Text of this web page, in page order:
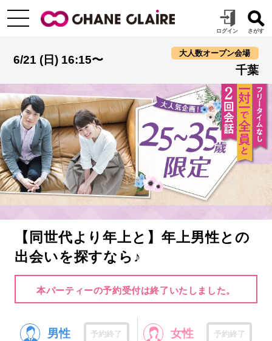
6/21 (日) 16:15〜
大人数オープン会場
千葉
【同世代より年上と】年上男性との
出会いを探すなら♪
本パーティーの予約受付は終了いたしました。
男性 予約終了 女性 予約終了